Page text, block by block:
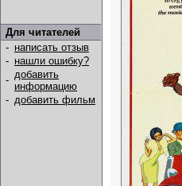
Для читателей
- написать отзыв
- нашли ошибку?
- добавить
информацию
- добавить фильм